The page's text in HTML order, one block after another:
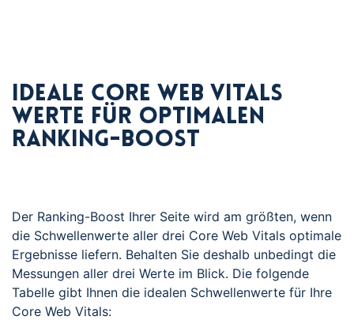
Ideale Core Web Vitals
Werte für optimalen
Ranking-Boost
Der Ranking-Boost Ihrer Seite wird am größten, wenn
die Schwellenwerte aller drei Core Web Vitals optimale
Ergebnisse liefern. Behalten Sie deshalb unbedingt die
Messungen aller drei Werte im Blick. Die folgende
Tabelle gibt Ihnen die idealen Schwellenwerte für Ihre
Core Web Vitals: